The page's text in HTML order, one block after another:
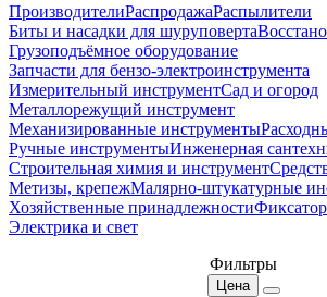
ПроизводителиРаспродажаРаспылители
Биты и насадки для шуруповерта
Грузоподъёмное оборудование
Запчасти для бензо-электроинструмента
Измерительный инструментСад и огород
Металлорежущий инструмент
Механизированные инструменты
Ручные инструментыИнженерная
Строительная химия и инструмент
Метизы, крепежМалярно-штукатурные
Хозяйственные принадлежности
Электрика и свет
Фильтры
Цена